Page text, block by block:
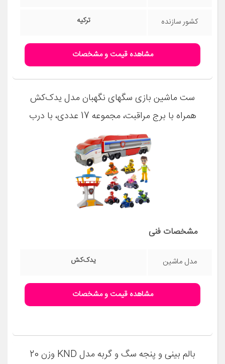
کشور سازنده ترکیه
مشاهده قیمت و مشخصات
ست ماشین بازی سگهای نگهبان مدل یدک‌کش
همراه با برج مراقبت، مجموعه 17 عددی، با درب
کانتینر بازشو و قابلیت سوار و پیاده شدن
مشخصات فنی
مدل ماشین یدک‌کش
مشاهده قیمت و مشخصات
بالم بینی و پنجه سگ و گربه مدل KND وزن 20